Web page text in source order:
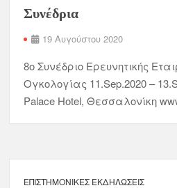
Συνέδρια
19 Αυγούστου 2020
8o Συνέδριο Ερευνητικής
Ογκολογίας 11.Sep.2020 –
Palace Hotel, Θεσσαλονίκη
ΕΠΙΣΤΗΜΟΝΙΚΈΣ ΕΚΔΗΛΏΣΕΙΣ